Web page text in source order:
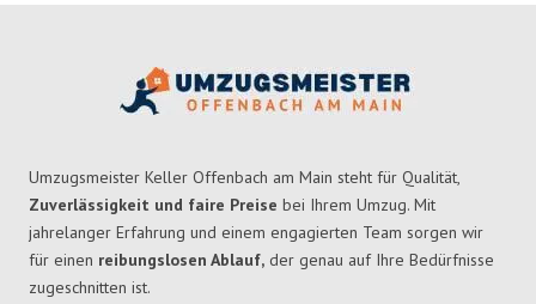
Umzugsmeister Keller Offenbach am Main steht für Qualität,
Zuverlässigkeit und faire Preise bei Ihrem Umzug. Mit
jahrelanger Erfahrung und einem engagierten Team sorgen wir
für einen reibungslosen Ablauf, der genau auf Ihre Bedürfnisse
zugeschnitten ist.